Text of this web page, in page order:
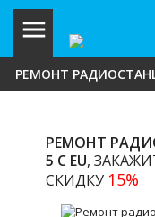
РЕМОНТ
РЕМОНТ
5 C EU,
СКИДКУ 15%